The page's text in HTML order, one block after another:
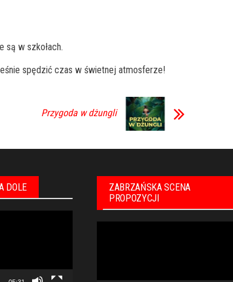
są w szkołach.
spędzić czas w świetnej atmosferze!
Przygoda w dżungli
DOLE
ZABRZAŃSKA SCENA
PROPOZYCJI